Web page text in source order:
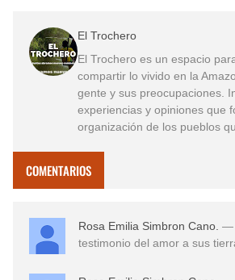
El Trochero
El Trochero es un espacio
compartir lo vivido en la
gente y sus preocupaciones.
experiencias y opiniones que
organización de los pueblos
COMENTARIOS
Rosa Emilia Simbron Cano. — Digno ejemplo y
testimonio del amor a sus